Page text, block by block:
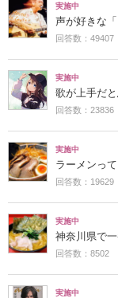
実施中
声が好きな
回答数：49407
実施中
歌が上手だ
回答数：23836
実施中
ラーメンっ
回答数：19629
実施中
神奈川県で
回答数：8502
実施中